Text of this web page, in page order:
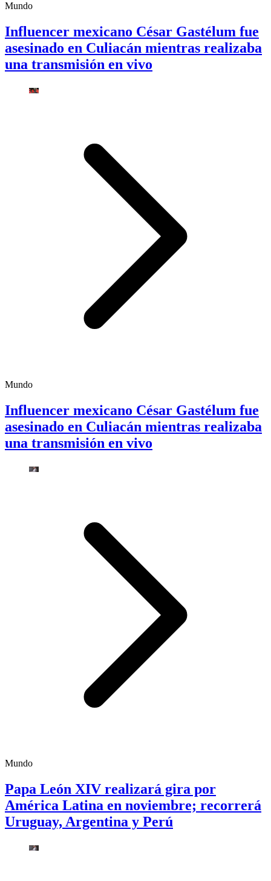
Mundo
Influencer mexicano César Gastélum fue
asesinado en Culiacán mientras realizaba
una transmisión en vivo
Mundo
Influencer mexicano César Gastélum fue
asesinado en Culiacán mientras realizaba
una transmisión en vivo
Mundo
Papa León XIV realizará gira por
América Latina en noviembre; recorrerá
Uruguay, Argentina y Perú